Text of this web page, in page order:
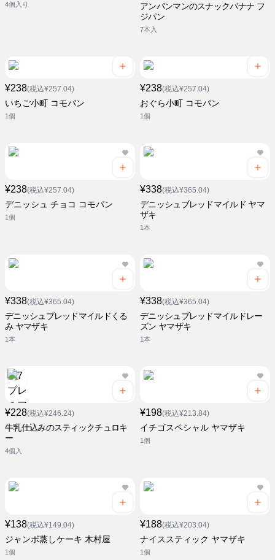
4個入り
アンパンマンのスナックバナナ フ
ジパン
7本入
¥238(税込¥257.04)
いちご小町 コモパン
1個
¥238(税込¥257.04)
おぐら小町 コモパン
1個
¥238(税込¥257.04)
デニッシュ チョコ コモパン
1個
¥338(税込¥365.04)
デニッシュブレッドマイルド ヤマ
ザキ
1本
¥338(税込¥365.04)
デニッシュブレッドマイルドくる
み ヤマザキ
1本
¥338(税込¥365.04)
デニッシュブレッドマイルドレー
ズン ヤマザキ
1本
¥228(税込¥246.24)
牛乳仕込みのスティックチュロキ
ー
4個入
¥198(税込¥213.84)
イチゴスペシャル ヤマザキ
1個
¥138(税込¥149.04)
ジャンボ蒸しケーキ 木村屋
1個
¥188(税込¥203.04)
ナイススティック ヤマザキ
1個